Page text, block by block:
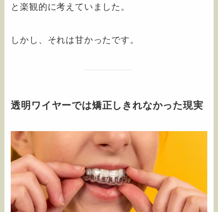
と楽観的に考えていました。
しかし、それは甘かったです。
透明ワイヤーでは矯正しきれなかった現実